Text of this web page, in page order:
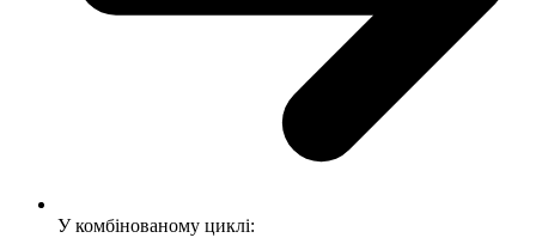
У комбінованому циклі: